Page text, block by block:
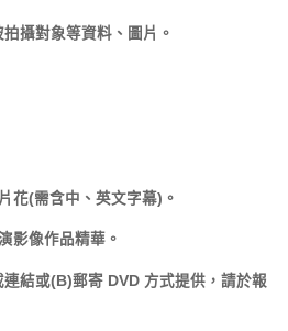
攝對象等資料、圖片。
花(需含中、英文字幕)。
影像作品精華。
連結或(B)郵寄 DVD 方式提供，請於報